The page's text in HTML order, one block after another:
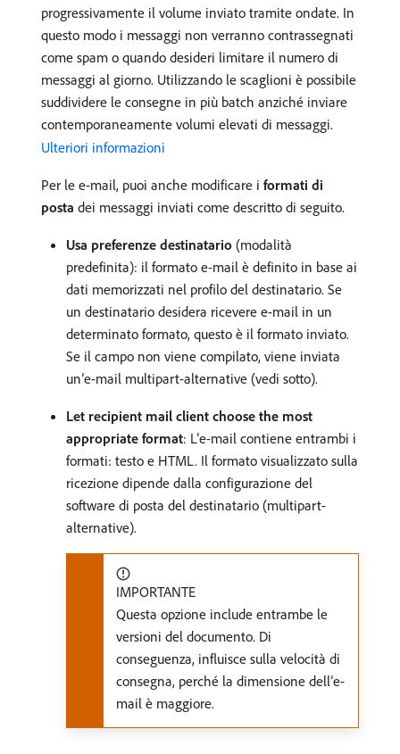
progressivamente il volume inviato tramite ondate. In
questo modo i messaggi non verranno contrassegnati
come spam o quando desideri limitare il numero di
messaggi al giorno. Utilizzando le scaglioni è possibile
suddividere le consegne in più batch anziché inviare
contemporaneamente volumi elevati di messaggi.
Ulteriori informazioni
Per le e-mail, puoi anche modificare i formati di
posta dei messaggi inviati come descritto di seguito.
Usa preferenze destinatario (modalità
predefinita): il formato e-mail è definito in base ai
dati memorizzati nel profilo del destinatario. Se
un destinatario desidera ricevere e-mail in un
determinato formato, questo è il formato inviato.
Se il campo non viene compilato, viene inviata
un’e-mail multipart-alternative (vedi sotto).
Let recipient mail client choose the most
appropriate format: L’e-mail contiene entrambi i
formati: testo e HTML. Il formato visualizzato sulla
ricezione dipende dalla configurazione del
software di posta del destinatario (multipart-
alternative).
IMPORTANTE
Questa opzione include entrambe le
versioni del documento. Di
conseguenza, influisce sulla velocità di
consegna, perché la dimensione dell’e-
mail è maggiore.